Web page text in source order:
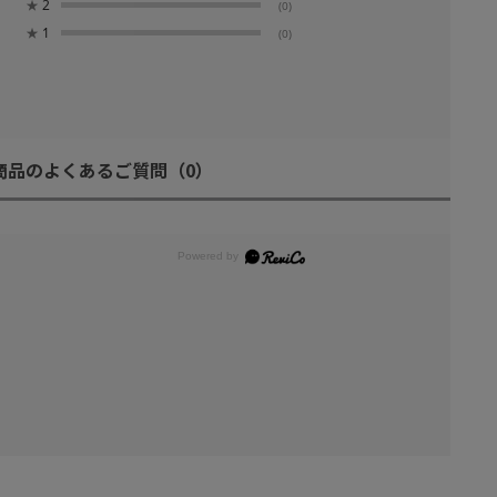
★ 2 (0)
★ 1 (0)
品のよくあるご質問 （0）